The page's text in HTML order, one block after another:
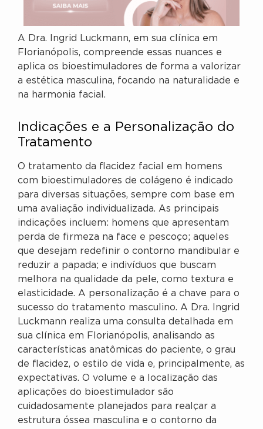
A Dra. Ingrid Luckmann, em sua clínica em
Florianópolis, compreende essas nuances e
aplica os bioestimuladores de forma a valorizar
a estética masculina, focando na naturalidade e
na harmonia facial.
Indicações e a Personalização do
Tratamento
O tratamento da flacidez facial em homens
com bioestimuladores de colágeno é indicado
para diversas situações, sempre com base em
uma avaliação individualizada. As principais
indicações incluem: homens que apresentam
perda de firmeza na face e pescoço; aqueles
que desejam redefinir o contorno mandibular e
reduzir a papada; e indivíduos que buscam
melhora na qualidade da pele, como textura e
elasticidade. A personalização é a chave para o
sucesso do tratamento masculino. A Dra. Ingrid
Luckmann realiza uma consulta detalhada em
sua clínica em Florianópolis, analisando as
características anatômicas do paciente, o grau
de flacidez, o estilo de vida e, principalmente, as
expectativas. O volume e a localização das
aplicações do bioestimulador são
cuidadosamente planejados para realçar a
estrutura óssea masculina e o contorno da